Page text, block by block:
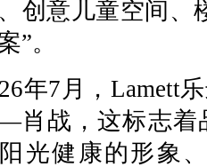
创意儿童空间、
”。
年7月，Lamett
战，这标志着
光健康的形象